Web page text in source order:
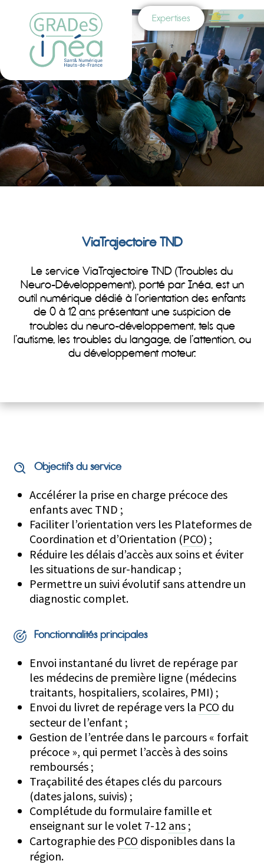
Expertises
ViaTrajectoire TND
Le service ViaTrajectoire TND (Troubles du
Neuro-Développement), porté par Inéa, est un
outil numérique dédié à l’orientation des enfants
de 0 à 12 ansprésentant une suspicion de
troubles du neuro-développement, tels que
l’autisme, les troubles du langage, de l’attention, ou
du développement moteur.
Objectifs du service
Accélérer la prise en charge précoce des
enfants avec TND ;
Faciliter l’orientation vers les Plateformes de
Coordination et d’Orientation (PCO) ;
Réduire les délais d’accès aux soins et éviter
les situations de sur-handicap ;
Permettre un suivi évolutif sans attendre un
diagnostic complet.
Fonctionnalités principales
Envoi instantané du livret de repérage par
les médecins de première ligne (médecins
traitants, hospitaliers, scolaires, PMI) ;
Envoi du livret de repérage vers la PCO du
secteur de l’enfant ;
Gestion de l’entrée dans le parcours « forfait
précoce », qui permet l’accès à des soins
remboursés ;
Traçabilité des étapes clés du parcours
(dates jalons, suivis) ;
Complétude du formulaire famille et
enseignant sur le volet 7-12 ans ;
Cartographie des PCO disponibles dans la
région.